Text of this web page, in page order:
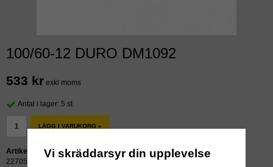
100/60-12 DURO DM1092
533 kr exkl moms
Antal i lager: 5 st
LÄGG I VARUKORG »
Artikelnummer:
22705
Vi skräddarsyr din upplevelse